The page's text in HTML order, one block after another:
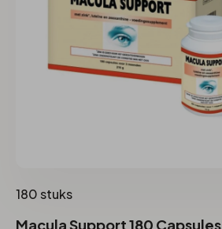
180 stuks
Macula Support 180 Capsules